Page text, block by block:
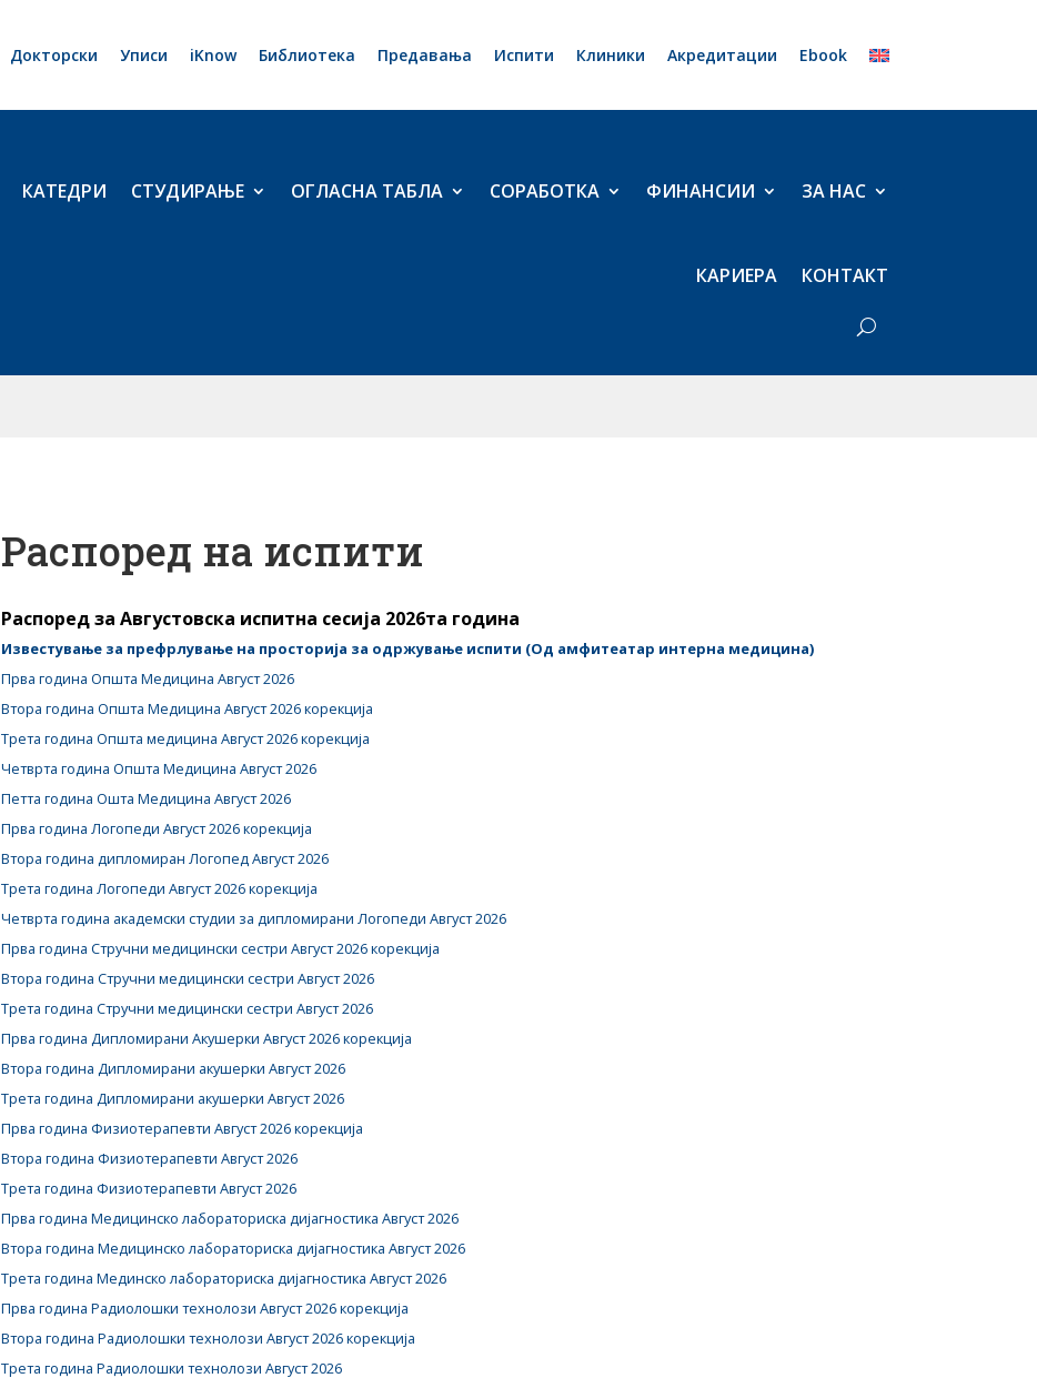
Докторски Уписи iKnow Библиотека Предавања Испити Клиники Акредитации Ebook
КАТЕДРИ СТУДИРАЊЕ ОГЛАСНА ТАБЛА СОРАБОТКА ФИНАНСИИ ЗА НАС
КАРИЕРА КОНТАКТ
Распоред на испити
Распоред за Августовска испитна сесија 2026та година
Известување за префрлување на просторија за одржување испити (Од амфитеатар интерна медицина)
Прва година Општа Медицина Август 2026
Втора година Oпшта Медицина Август 2026 корекција
Трета година Општа медицина Август 2026 корекција
Четврта година Општа Медицина Август 2026
Петта година Ошта Медицина Август 2026
Прва година Логопеди Август 2026 корекција
Втора година дипломиран Логопед Август 2026
Трета година Логопеди Август 2026 корекција
Четврта година академски студии за дипломирани Логопеди Август 2026
Прва година Стручни медицински сестри Август 2026 корекција
Втора година Стручни медицински сестри Август 2026
Трета година Стручни медицински сестри Август 2026
Прва година Дипломирани Акушерки Август 2026 корекција
Втора година Дипломирани акушерки Август 2026
Трета година Дипломирани акушерки Август 2026
Прва година Физиотерапевти Август 2026 корекција
Втора година Физиотерапевти Август 2026
Трета година Физиотерапевти Август 2026
Прва година Медицинско лабораториска дијагностика Август 2026
Втора година Медицинско лабораториска дијагностика Август 2026
Трета година Мединско лабораториска дијагностика Август 2026
Прва година Радиолошки технолози Август 2026 корекција
Втора година Радиолошки технолози Август 2026 корекција
Трета година Радиолошки технолози Август 2026